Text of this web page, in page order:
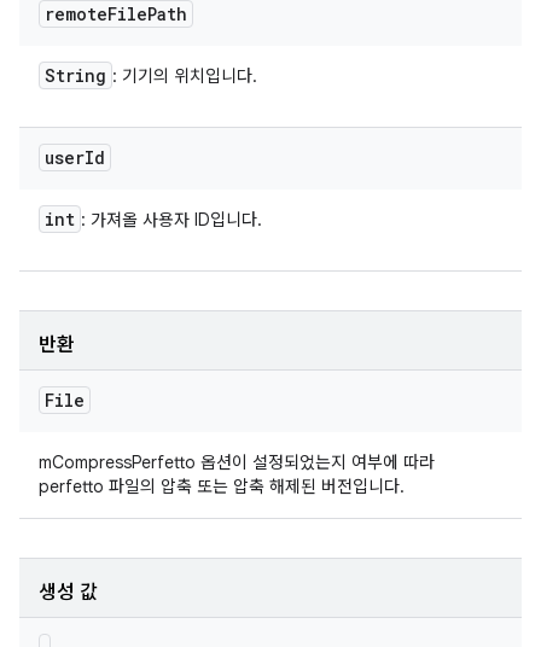
remoteFilePath
String : 기기의 위치입니다.
userId
int : 가져올 사용자 ID입니다.
반환
File
mCompressPerfetto 옵션이 설정되었는지 여부에 따라
perfetto 파일의 압축 또는 압축 해제된 버전입니다.
생성 값